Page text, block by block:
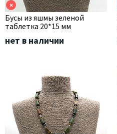
×
Бусы из яшмы зеленой
таблетка 20*15 мм
нет в наличии